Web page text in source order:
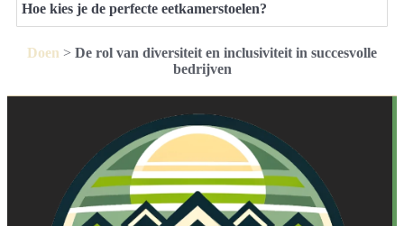
Hoe kies je de perfecte eetkamerstoelen?
Doen > De rol van diversiteit en inclusiviteit in succesvolle
bedrijven